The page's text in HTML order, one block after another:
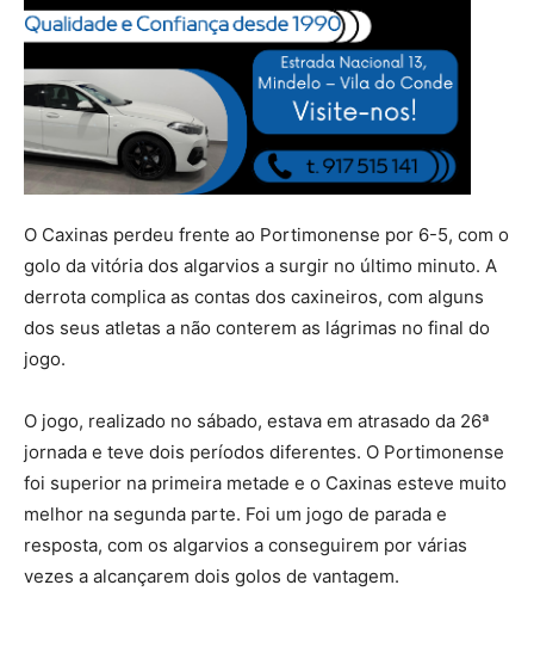
O Caxinas perdeu frente ao Portimonense por 6-5, com o
golo da vitória dos algarvios a surgir no último minuto. A
derrota complica as contas dos caxineiros, com alguns
dos seus atletas a não conterem as lágrimas no final do
jogo.
O jogo, realizado no sábado, estava em atrasado da 26ª
jornada e teve dois períodos diferentes. O Portimonense
foi superior na primeira metade e o Caxinas esteve muito
melhor na segunda parte. Foi um jogo de parada e
resposta, com os algarvios a conseguirem por várias
vezes a alcançarem dois golos de vantagem.